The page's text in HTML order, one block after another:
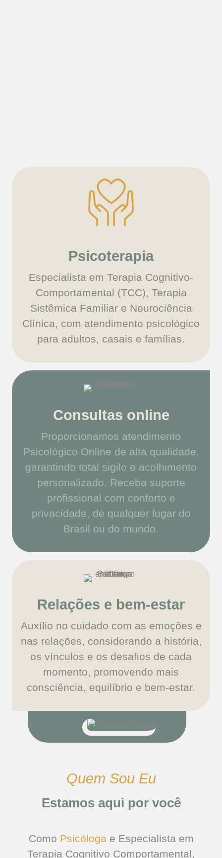
Psicoterapia
Especialista em Terapia Cognitivo-
Comportamental (TCC), Terapia
Sistêmica Familiar e Neurociência
Clínica, com atendimento psicológico
para adultos, casais e famílias.
Consultas online
Proporcionamos atendimento
Psicológico Online de alta qualidade,
garantindo total sigilo e acolhimento
personalizado. Receba suporte
profissional com conforto e
privacidade, de qualquer lugar do
Brasil ou do mundo.
Relações e bem-estar
Auxílio no cuidado com as emoções e
nas relações, considerando a história,
os vínculos e os desafios de cada
momento, promovendo mais
consciência, equilíbrio e bem-estar.
Quem Sou Eu
Estamos aqui por você
Como Psicólogae Especialista em
Terapia Cognitivo Comportamental,